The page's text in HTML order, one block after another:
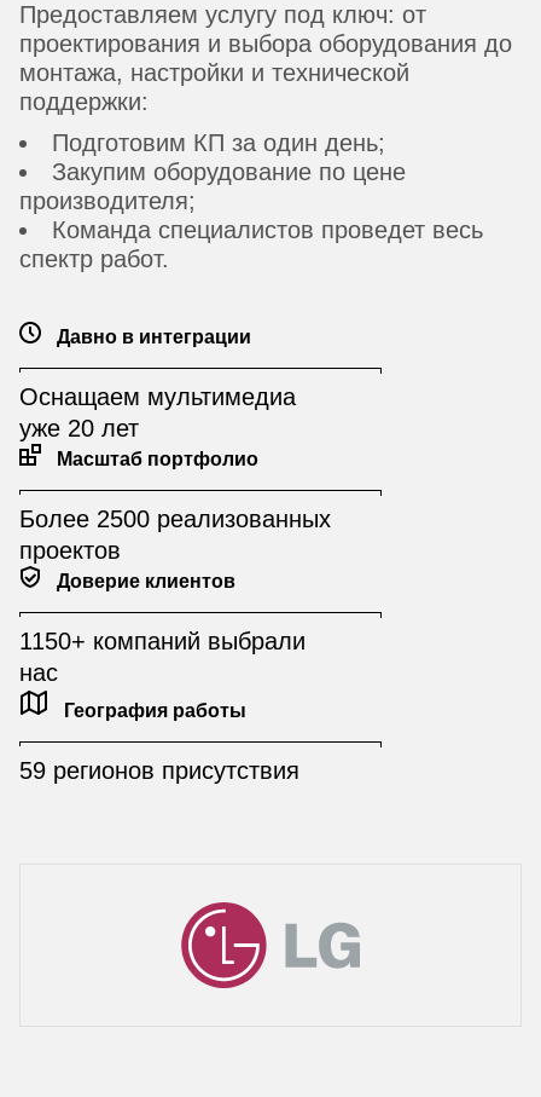
Предоставляем услугу под ключ: от
проектирования и выбора оборудования до
монтажа, настройки и технической
поддержки:
Подготовим КП за один день;
Закупим оборудование по цене
производителя;
Команда специалистов проведет весь
спектр работ.
Давно в интеграции
Оснащаем мультимедиа
уже 20 лет
Масштаб портфолио
Более 2500 реализованных
проектов
Доверие клиентов
1150+ компаний выбрали
нас
География работы
59 регионов присутствия